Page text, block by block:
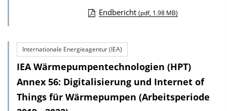
w
n
l
o
Endbericht (pdf, 1.98 MB)
Internationale Energieagentur (IEA)
IEA Wärmepumpentechnologien (HPT)
Annex 56: Digitalisierung und Internet of
Things für Wärmepumpen (Arbeitsperiode